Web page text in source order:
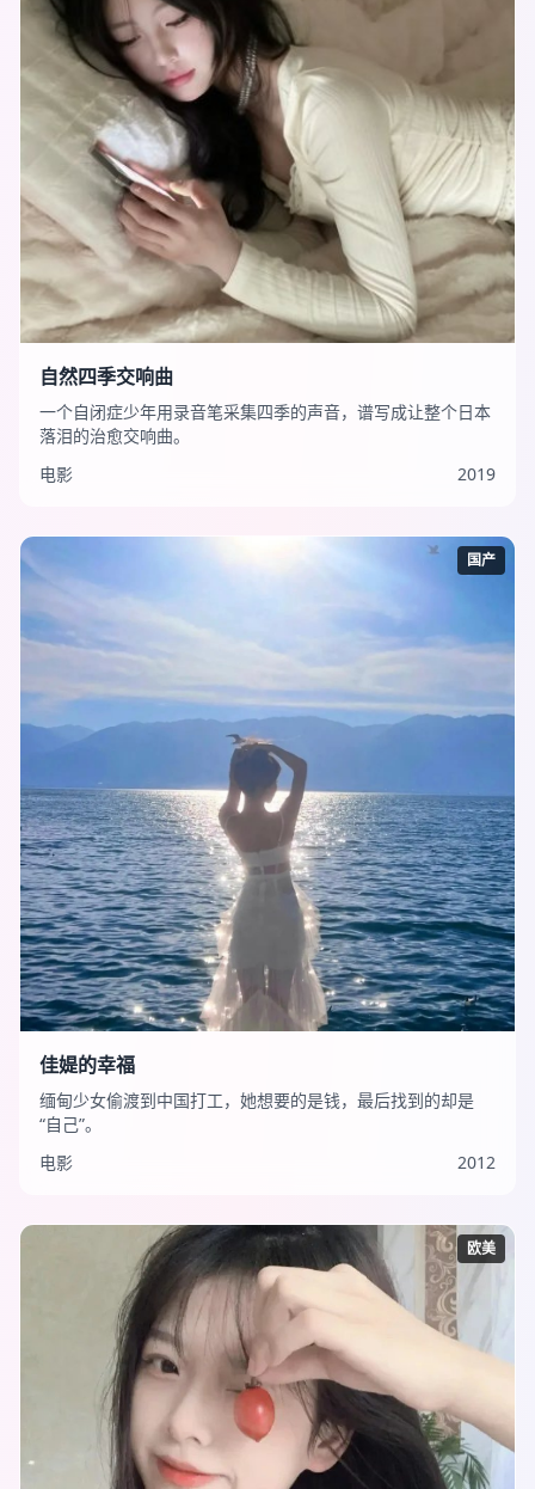
自然四季交响曲
一个自闭症少年用录音笔采集四季的声音，谱写成让整个日本
落泪的治愈交响曲。
电影
2019
国产
佳媞的幸福
缅甸少女偷渡到中国打工，她想要的是钱，最后找到的却是
“自己”。
电影
2012
欧美